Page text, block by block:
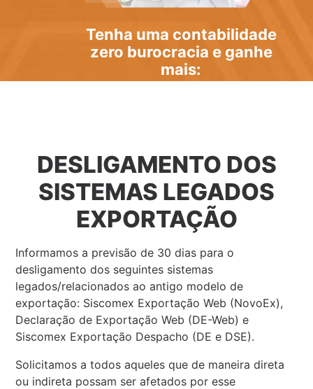
Tenha uma contabilidade
zero burocracia e ganhe
mais:
DESLIGAMENTO DOS
SISTEMAS LEGADOS
EXPORTAÇÃO
Informamos a previsão de 30 dias para o
desligamento dos seguintes sistemas
legados/relacionados ao antigo modelo de
exportação: Siscomex Exportação Web (NovoEx),
Declaração de Exportação Web (DE-Web) e
Siscomex Exportação Despacho (DE e DSE).
Solicitamos a todos aqueles que de maneira direta
ou indireta possam ser afetados por esse